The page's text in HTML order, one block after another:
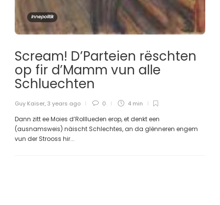
Innepolitik
Scream! D’Parteien rëschten
op fir d’Mamm vun alle
Schluechten
Guy Kaiser, 3 years ago 0 4 min
Dann zitt ee Moies d’Rolllueden erop, et denkt een
(ausnamsweis) näischt Schlechtes, an da glënneren engem
vun der Strooss hir...